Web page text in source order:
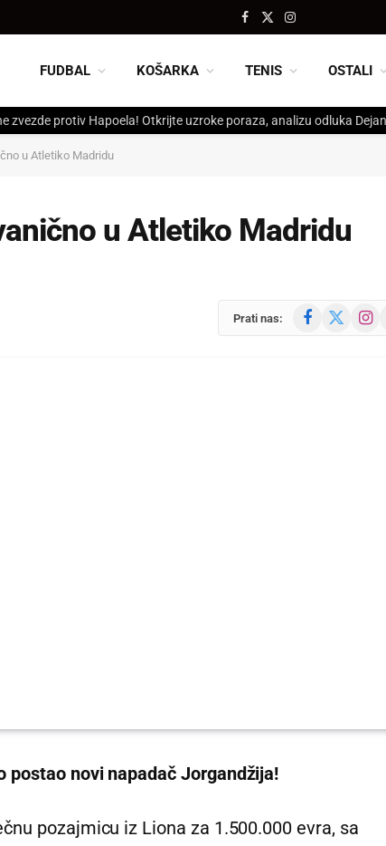
Facebook
X
Instagram
FUDBAL KOŠARKA TENIS OSTALI
zvezde protiv Hapoela! Otkrijte uzroke poraza, analizu odluka
u Atletiko Madridu
u Atletiko Madridu
Prati nas: Facebook
postao novi napadač Jorgandžija!
pozajmicu iz Liona za 1.500.000 evra, sa